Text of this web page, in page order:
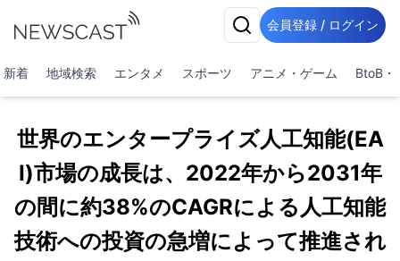
会員登録 / ログイン
新着 地域検索 エンタメ スポーツ アニメ・ゲーム BtoB・
世界のエンタープライズ人工知能(EA
I)市場の成長は、2022年から2031年
の間に約38%のCAGRによる人工知能
技術への投資の急増によって推進され